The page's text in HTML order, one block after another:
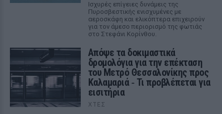
Ισχυρές επίγειες δυνάμεις της
Πυροσβεστικής ενισχυμένες με
αεροσκάφη και ελικόπτερα επιχειρούν
για τον άμεσο περιορισμό της φωτιάς
στο Στεφάνι Κορίνθου.
Απόψε τα δοκιμαστικά
δρομολόγια για την επέκταση
του Μετρό Θεσσαλονίκης προς
Καλαμαριά ‑ Τι προβλέπεται για
εισιτήρια
ΧΤΕΣ